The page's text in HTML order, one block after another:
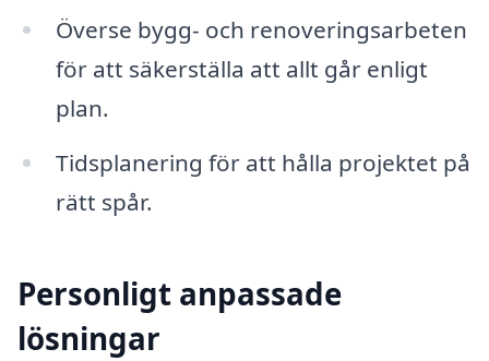
Överse bygg- och renoveringsarbeten
för att säkerställa att allt går enligt
plan.
Tidsplanering för att hålla projektet på
rätt spår.
Personligt anpassade
lösningar